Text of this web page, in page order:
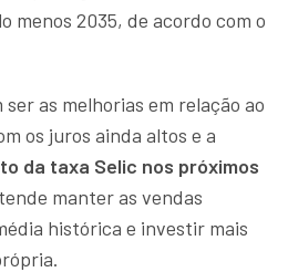
menos 2035, de acordo com o
as melhorias em relação ao
os juros ainda altos e a
da taxa Selic nos próximos
manter as vendas
histórica e investir mais